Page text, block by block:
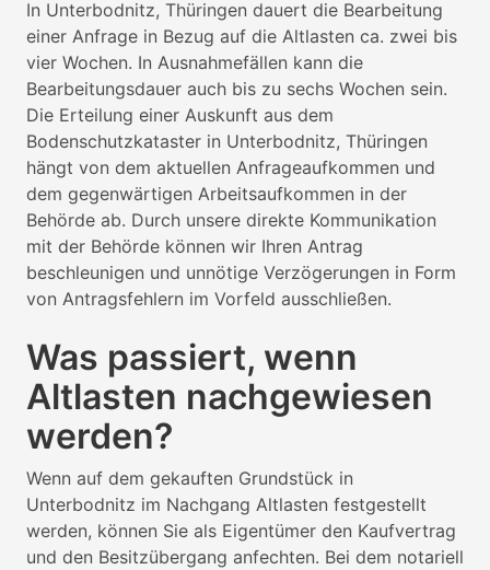
In Unterbodnitz, Thüringen dauert die Bearbeitung
einer Anfrage in Bezug auf die Altlasten ca. zwei bis
vier Wochen. In Ausnahmefällen kann die
Bearbeitungsdauer auch bis zu sechs Wochen sein.
Die Erteilung einer Auskunft aus dem
Bodenschutzkataster in Unterbodnitz, Thüringen
hängt von dem aktuellen Anfrageaufkommen und
dem gegenwärtigen Arbeitsaufkommen in der
Behörde ab. Durch unsere direkte Kommunikation
mit der Behörde können wir Ihren Antrag
beschleunigen und unnötige Verzögerungen in Form
von Antragsfehlern im Vorfeld ausschließen.
Was passiert, wenn
Altlasten nachgewiesen
werden?
Wenn auf dem gekauften Grundstück in
Unterbodnitz im Nachgang Altlasten festgestellt
werden, können Sie als Eigentümer den Kaufvertrag
und den Besitzübergang anfechten. Bei dem notariell